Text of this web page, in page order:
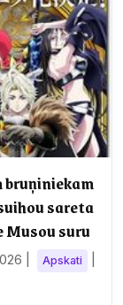
sareta
Musou suru
Apskati